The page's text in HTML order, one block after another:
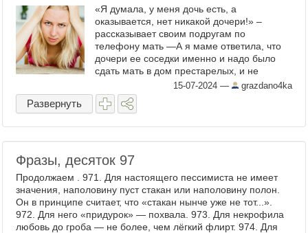
«Я думала, у меня дочь есть, а
оказывается, нет никакой дочери!» –
рассказывает своим подругам по
телефону мать —А я маме ответила, что
дочери ее соседки именно и надо было
сдать мать в дом престарелых, и не
мучиться. Лично я так и поступила бы на
ее месте! Другой вопрос, что ...
15-07-2024 — grazdano4ka
Развернуть
Фразы, десяток 97
Продолжаем . 971. Для настоящего пессимиста не имеет
значения, наполовину пуст стакан или наполовину полон.
Он в принципе считает, что «стакан нынче уже не тот...».
972. Для него «придурок» — похвала. 973. Для некрофила
любовь до гроба — не более, чем лёгкий флирт. 974. Для